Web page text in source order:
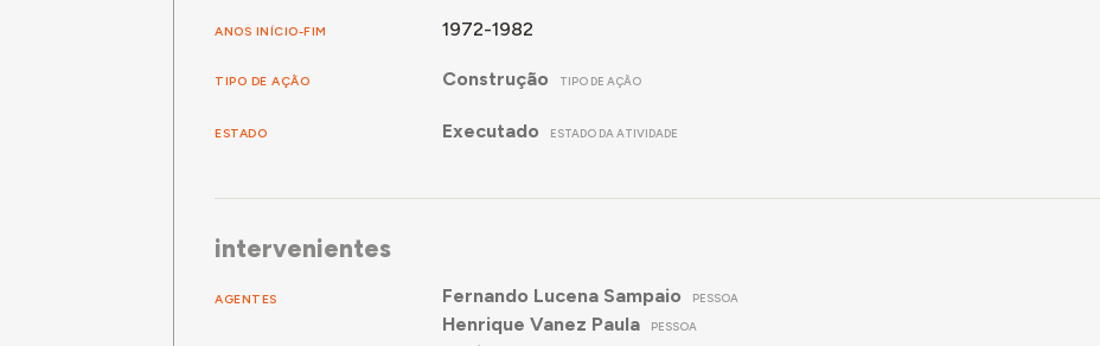
ANOS INÍCIO-FIM 1972-1982
TIPO DE AÇÃO Construção TIPO DE AÇÃO
ESTADO Executado ESTADO DA ATIVIDADE
intervenientes
AGENTES Fernando Lucena Sampaio PESSOA
Henrique Vanez Paula PESSOA